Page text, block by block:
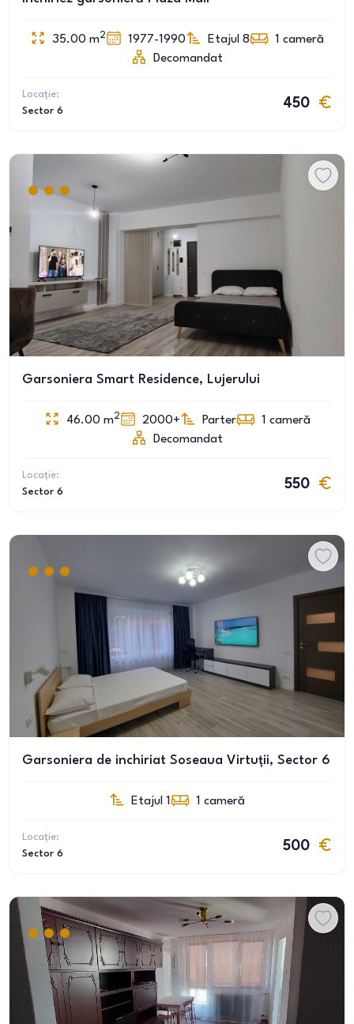
35.00 m2 1977-1990 Etajul 8 1 cameră
Decomandat
Locație:
Sector 6
450
Garsoniera Smart Residence, Lujerului
46.00 m2 2000+ Parter 1 cameră
Decomandat
Locație:
Sector 6
550
Garsoniera de inchiriat Soseaua Virtuții, Sector 6
Etajul 1 1 cameră
Locație:
Sector 6
500